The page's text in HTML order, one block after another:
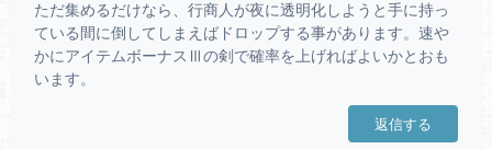
ただ集めるだけなら、行商人が夜に透明化しようと手に持っ
ている間に倒してしまえばドロップする事があります。速や
かにアイテムボーナスⅢの剣で確率を上げればよいかとおも
います。
返信する